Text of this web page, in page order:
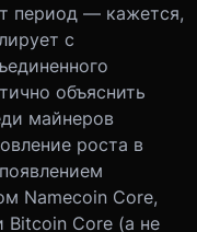
период — кажется,
с
объяснить
майнеров
роста в
Namecoin Core,
Bitcoin Core (а не